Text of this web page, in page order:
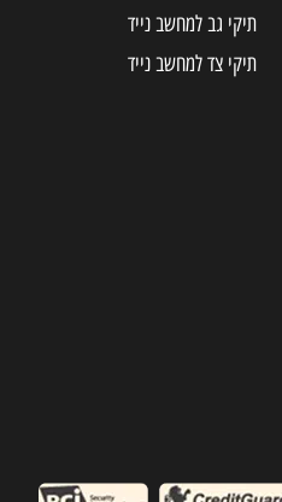
תיקי גב למחשב נייד
תיקי צד למחשב נייד